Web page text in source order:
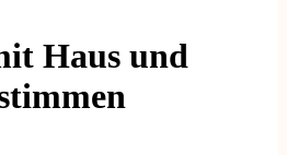
Haus und